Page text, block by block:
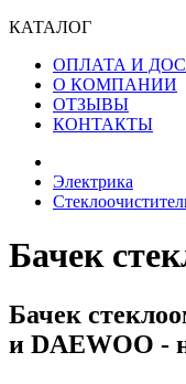
КАТАЛОГ
ОПЛАТА И
О КОМПАНИИ
ОТЗЫВЫ
КОНТАКТЫ
Электрика
Бачек
Бачек
и DAEWOO -